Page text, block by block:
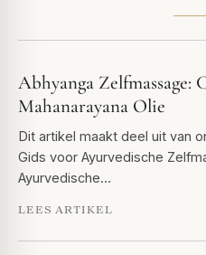
Abhyanga Zelfmassage:
Mahanarayana Olie
Dit artikel maakt deel uit van
Gids voor Ayurvedische
Ayurvedische…
LEES ARTIKEL